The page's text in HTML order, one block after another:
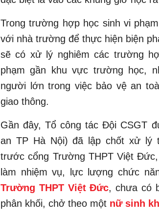
Trong trường hợp học sinh vi
với nhà trường để thực hiện biện
sẽ có xử lý nghiêm các trường
phạm gần khu vực trường học,
người lớn trong việc bảo vệ an
giao thông.
Gần đây, Tổ công tác Đội CSGT
an TP Hà Nội) đã lập chốt xử lý
trước cổng Trường THPT Việt
làm nhiệm vụ, lực lượng chức
Trường THPT Việt Đức, chưa có
phân khối, chở theo một nữ sinh